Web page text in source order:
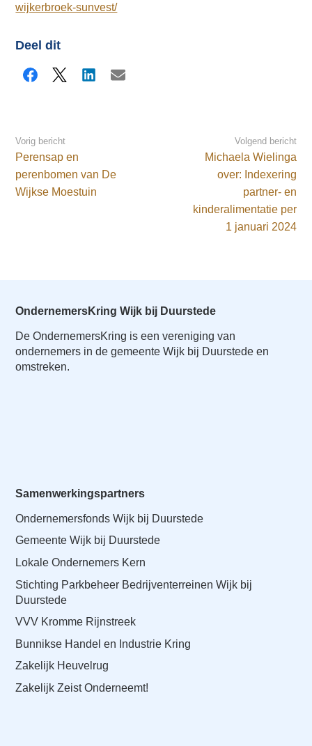
wijkerbroek-sunvest/
Deel dit
Facebook
X LinkedInE-mail
Vorig bericht
Perensap en
perenbomen van De
Wijkse Moestuin
Volgend bericht
Michaela Wielinga
over: Indexering
partner- en
kinderalimentatie per
1 januari 2024
OndernemersKring Wijk bij Duurstede
De OndernemersKring is een vereniging van
ondernemers in de gemeente Wijk bij Duurstede en
omstreken.
Samenwerkingspartners
Ondernemersfonds Wijk bij Duurstede
Gemeente Wijk bij Duurstede
Lokale Ondernemers Kern
Stichting Parkbeheer Bedrijventerreinen Wijk bij
Duurstede
VVV Kromme Rijnstreek
Bunnikse Handel en Industrie Kring
Zakelijk Heuvelrug
Zakelijk Zeist Onderneemt!